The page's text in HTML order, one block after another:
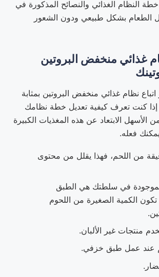
النظام الغذائي والنصائح المذكورة في
الطعام بشكل طبيعي ودون الشعور
غذائي منخفض البروتين
اتباع نظام غذائي منخفض البروتين بمثابة
كنت تعرف كيفية تعديل خطة نظامك
الأسهل الابتعاد عن هذه المغذيات الكبيرة
فعله.
من اللحم، فهذا يقلل من محتوى
في سلطتك هي الطبق
الكمية الصغيرة من اللحوم
منتجات غير الألبان.
عند عمل طبق خزفي.